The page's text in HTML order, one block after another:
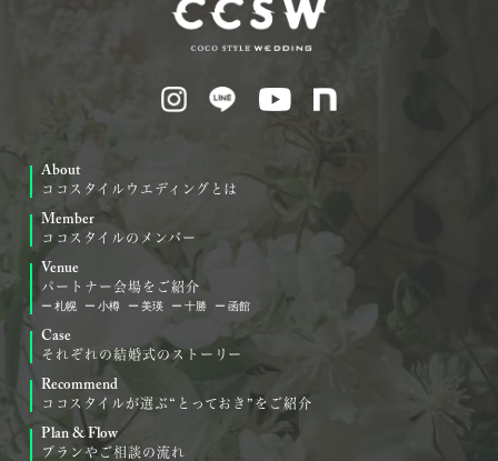
About
ココスタイルウエディングとは
Member
ココスタイルのメンバー
Venue
パートナー会場をご紹介
札幌 小樽 美瑛 十勝 函館
Case
それぞれの結婚式のストーリー
Recommend
ココスタイルが選ぶ“とっておき”をご紹介
Plan & Flow
プランやご相談の流れ